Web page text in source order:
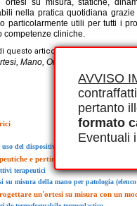
AVVISO
pertanto
formato
Eventuali
nella pratica quotidiana
particolarmente utili per tutti i
cliniche.
questo articolo è disponibile in
Mano, Ortesizzazione,
del dispositivo
e pertinenza di un dispositivo su
terapeutici
su misura della mano per patologia
un'ortesi su misura con un